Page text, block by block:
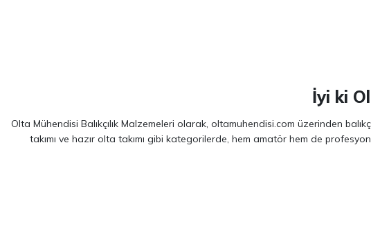
İyi ki
Olta Mühendisi Balıkçılık Malzemeleri olarak, oltamuhendisi.com üzerinden
takımı ve hazır olta takımı gibi kategorilerde, hem amatör hem de
Shimano,